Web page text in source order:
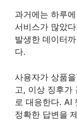
과거에는 하루
서비스가 많았
발생한 데이터
다.
사용자가 상품
고, 이상 징후가
로 대응한다. AI
정확한 답변을